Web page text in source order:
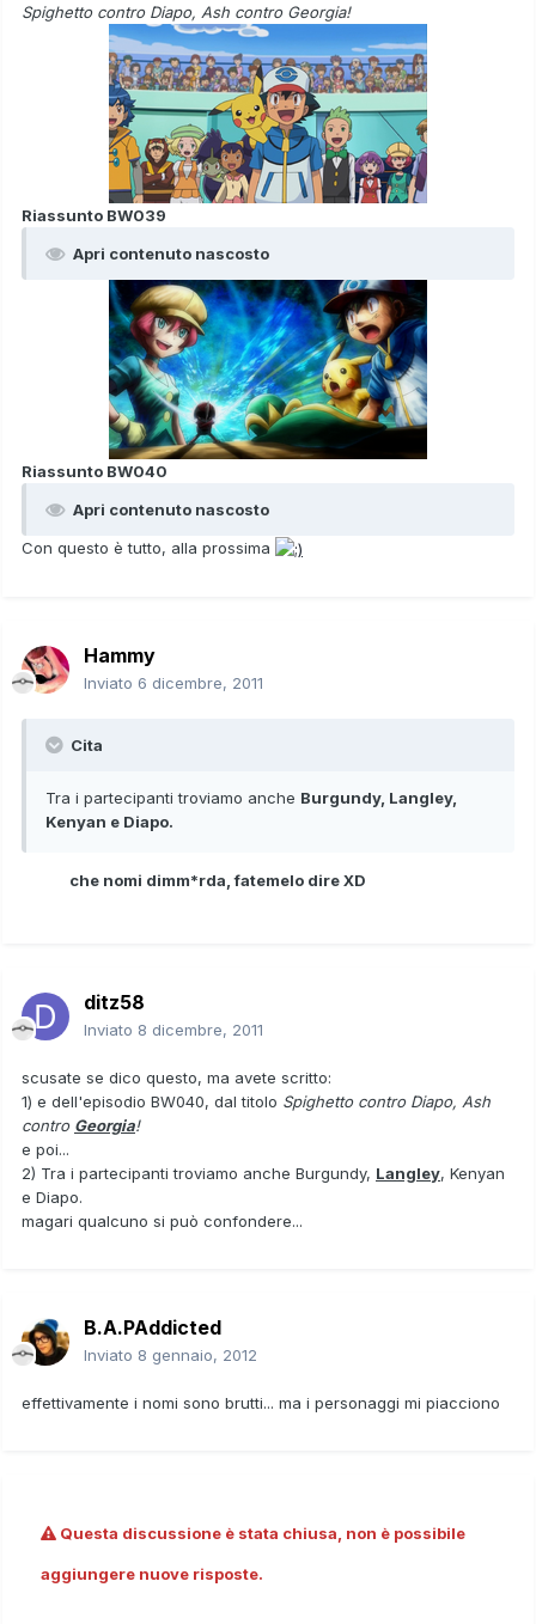
Spighetto contro Diapo, Ash contro Georgia!
Riassunto BW039
Apri contenuto nascosto
Riassunto BW040
Apri contenuto nascosto
Con questo è tutto, alla prossima
Hammy
Inviato 6 dicembre, 2011
Cita
Tra i partecipanti troviamo anche Burgundy, Langley,
Kenyan e Diapo.
che nomi dimm*rda, fatemelo dire XD
ditz58
Inviato 8 dicembre, 2011
scusate se dico questo, ma avete scritto:
1) e dell'episodio BW040, dal titolo Spighetto contro Diapo, Ash
contro Georgia!
e poi...
2) Tra i partecipanti troviamo anche Burgundy, Langley, Kenyan
e Diapo.
magari qualcuno si può confondere...
B.A.PAddicted
Inviato 8 gennaio, 2012
effettivamente i nomi sono brutti... ma i personaggi mi piacciono
Questa discussione è stata chiusa, non è possibile
aggiungere nuove risposte.